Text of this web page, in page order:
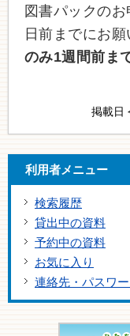
図書パックの
日前までにお願
のみ1週間前ま
掲載日
利用者メニュー
検索履歴
貸出中の資料
予約中の資料
お気に入り
連絡先・パスワ